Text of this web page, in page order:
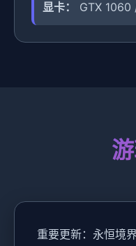
显卡： GTX 1060
重要更新：永恒境